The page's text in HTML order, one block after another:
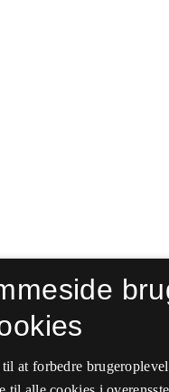
at forbedre